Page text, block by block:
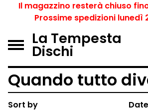
Il magazzino resterà chiuso
Prossime spedizioni lunedì
La Tempesta
Dischi
Quando tutto
Sort by